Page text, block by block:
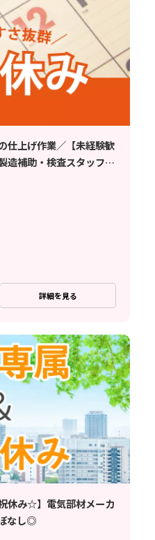
仕上げ作業／【未経験歓
造補助・検査スタッフ正
詳細を見る
休み☆】電気部材メーカ
なし◎